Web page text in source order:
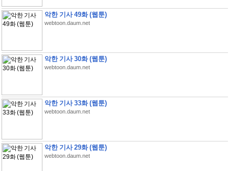
악한 기사 49화 (웹툰)
webtoon.daum.net
악한 기사 30화 (웹툰)
webtoon.daum.net
악한 기사 33화 (웹툰)
webtoon.daum.net
악한 기사 29화 (웹툰)
webtoon.daum.net